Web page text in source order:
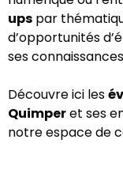
ups par
d’opportunités
ses
Découvre ici les
Quimperet ses
notre espace de